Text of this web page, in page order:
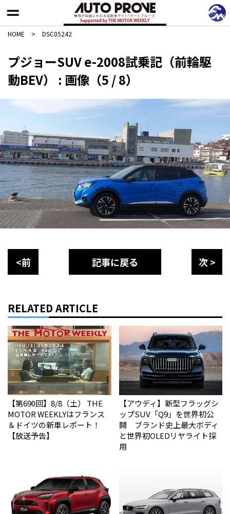
HOME > DSC05242
プジョーSUV e-2008試乗記（前輪駆
動BEV） : 画像（5 / 8）
<前 記事に戻る 次 >
RELATED ARTICLE
【第690回】8/8（土） THE
MOTOR WEEKLYはフランス
＆ドイツの新車レポート！
【放送予告】
【アウディ】新型フラッグシ
ップSUV「Q9」を世界初公
開 ブランド史上最大ボディ
と世界初OLEDリヤライト採
用